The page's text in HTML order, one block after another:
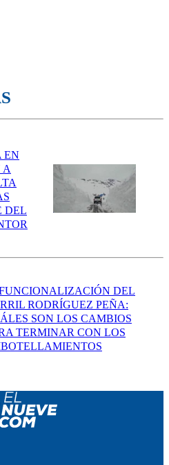
EN
A
DEL
DEL
RODRÍGUEZ PEÑA:
SON LOS CAMBIOS
TERMINAR CON LOS